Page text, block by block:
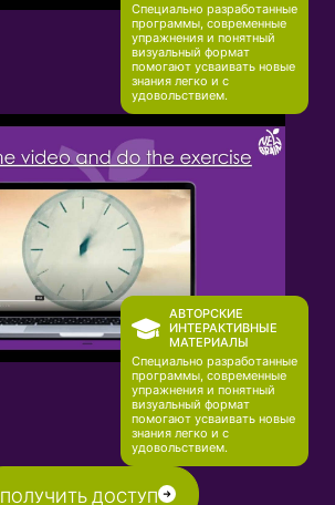
Специально разработанные
программы, современные
упражнения и понятный
визуальный формат
помогают усваивать новые
знания легко и с
удовольствием.
АВТОРСКИЕ
ИНТЕРАКТИВНЫЕ
МАТЕРИАЛЫ
Специально разработанные
программы, современные
упражнения и понятный
визуальный формат
помогают усваивать новые
знания легко и с
удовольствием.
ПОЛУЧИТЬ ДОСТУП